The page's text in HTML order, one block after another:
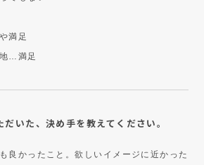
満足
…満足
いた、決め手を教えてください。
良かったこと。欲しいイメージに近かった